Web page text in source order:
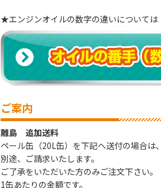
★エンジンオイルの数字の違いについては
ご案内
離島 追加送料
ペール缶（20L缶）を下記へ送付の場合は、
別途、ご請求いたします。
ご了承をいただいた方のみご注文下さい。
1缶あたりの金額です。